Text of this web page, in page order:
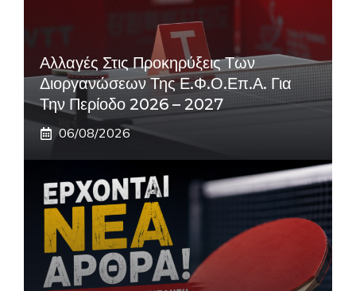
Αλλαγές Στις Προκηρύξεις Των
Διοργανώσεων Της Ε.Φ.Ο.Επ.Α. Για
Την Περίοδο 2026 – 2027
06/08/2026